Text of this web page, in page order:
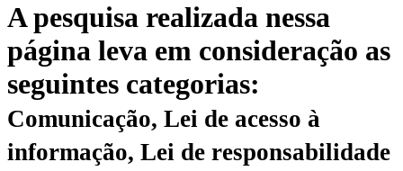
A pesquisa realizada nessa
página leva em consideração as
seguintes categorias:
Comunicação, Lei de acesso à
informação, Lei de responsabilidade